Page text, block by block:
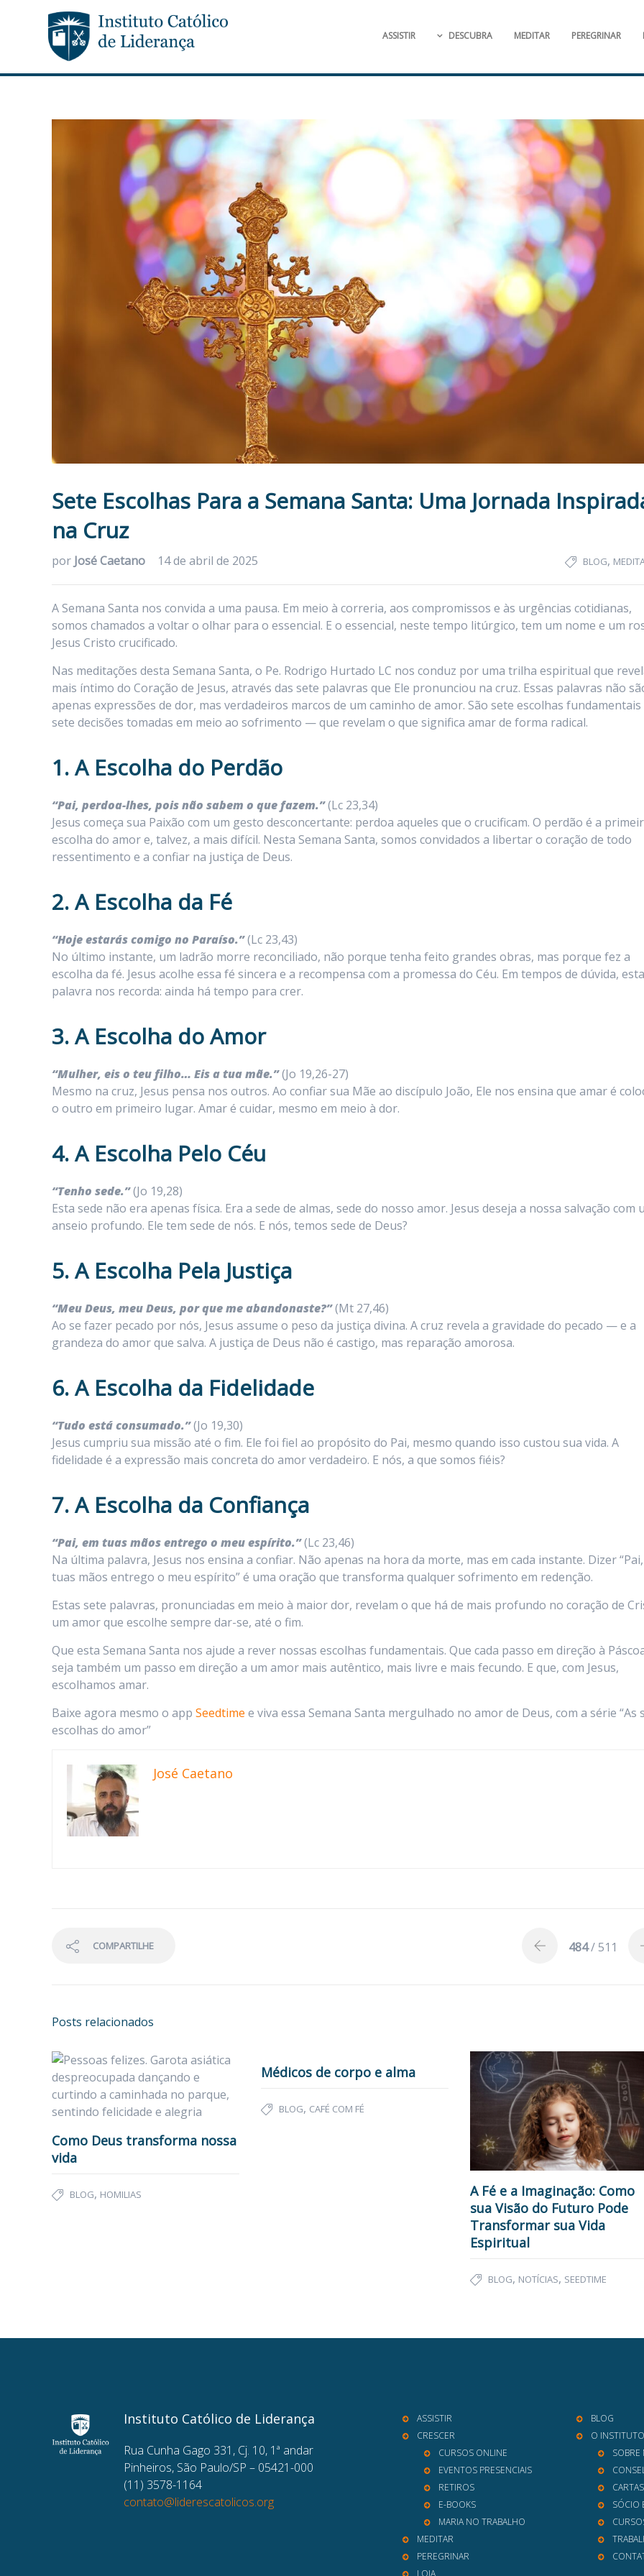
ASSISTIR DESCUBRA MEDITAR PEREGRINAR
Sete Escolhas Para a Semana Santa: Uma Jornada
na Cruz
por José Caetano 14 de abril de 2025 BLOG,
A Semana Santa nos convida a uma pausa. Em meio à correria, aos compromissos e às urgências cotidianas,
somos chamados a voltar o olhar para o essencial. E o essencial, neste tempo litúrgico, tem um nome e um
Jesus Cristo crucificado.
Nas meditações desta Semana Santa, o Pe. Rodrigo Hurtado LC nos conduz por uma trilha espiritual que
mais íntimo do Coração de Jesus, através das sete palavras que Ele pronunciou na cruz. Essas palavras não
apenas expressões de dor, mas verdadeiros marcos de um caminho de amor. São sete escolhas
sete decisões tomadas em meio ao sofrimento — que revelam o que significa amar de forma radical.
1. A Escolha do Perdão
“Pai, perdoa-lhes, pois não sabem o que fazem.”(Lc 23,34)
Jesus começa sua Paixão com um gesto desconcertante: perdoa aqueles que o crucificam. O perdão é a
escolha do amor e, talvez, a mais difícil. Nesta Semana Santa, somos convidados a libertar o coração de todo
ressentimento e a confiar na justiça de Deus.
2. A Escolha da Fé
“Hoje estarás comigo no Paraíso.”(Lc 23,43)
No último instante, um ladrão morre reconciliado, não porque tenha feito grandes obras, mas porque fez a
escolha da fé. Jesus acolhe essa fé sincera e a recompensa com a promessa do Céu. Em tempos de dúvida, esta
palavra nos recorda: ainda há tempo para crer.
3. A Escolha do Amor
“Mulher, eis o teu filho… Eis a tua mãe.”(Jo 19,26-27)
Mesmo na cruz, Jesus pensa nos outros. Ao confiar sua Mãe ao discípulo João, Ele nos ensina que amar é
o outro em primeiro lugar. Amar é cuidar, mesmo em meio à dor.
4. A Escolha Pelo Céu
“Tenho sede.”(Jo 19,28)
Esta sede não era apenas física. Era a sede de almas, sede do nosso amor. Jesus deseja a nossa salvação com
anseio profundo. Ele tem sede de nós. E nós, temos sede de Deus?
5. A Escolha Pela Justiça
“Meu Deus, meu Deus, por que me abandonaste?”(Mt 27,46)
Ao se fazer pecado por nós, Jesus assume o peso da justiça divina. A cruz revela a gravidade do pecado — e a
grandeza do amor que salva. A justiça de Deus não é castigo, mas reparação amorosa.
6. A Escolha da Fidelidade
“Tudo está consumado.”(Jo 19,30)
Jesus cumpriu sua missão até o fim. Ele foi fiel ao propósito do Pai, mesmo quando isso custou sua vida. A
fidelidade é a expressão mais concreta do amor verdadeiro. E nós, a que somos fiéis?
7. A Escolha da Confiança
“Pai, em tuas mãos entrego o meu espírito.”(Lc 23,46)
Na última palavra, Jesus nos ensina a confiar. Não apenas na hora da morte, mas em cada instante. Dizer
tuas mãos entrego o meu espírito” é uma oração que transforma qualquer sofrimento em redenção.
Estas sete palavras, pronunciadas em meio à maior dor, revelam o que há de mais profundo no coração de
um amor que escolhe sempre dar-se, até o fim.
Que esta Semana Santa nos ajude a rever nossas escolhas fundamentais. Que cada passo em direção à
seja também um passo em direção a um amor mais autêntico, mais livre e mais fecundo. E que, com Jesus,
escolhamos amar.
Baixe agora mesmo o app Seedtime e viva essa Semana Santa mergulhado no amor de Deus, com a série “As
escolhas do amor”
José Caetano
COMPARTILHE 484/ 511
Posts relacionados
Como Deus transforma nossa
vida
BLOG, HOMILIAS
Médicos de corpo e alma
BLOG, CAFÉ COM FÉ
A Fé e a Imaginação: Como
sua Visão do Futuro Pode
Transformar sua Vida
Espiritual
BLOG, NOTÍCIAS, SEEDTIME
Instituto Católico de Liderança
Rua Cunha Gago 331, Cj. 10, 1ª andar
Pinheiros, São Paulo/SP – 05421-000
(11) 3578-1164
contato@liderescatolicos.org
ASSISTIR
CRESCER
CURSOS ONLINE
EVENTOS PRESENCIAIS
RETIROS
E-BOOKS
MARIA NO TRABALHO
MEDITAR
PEREGRINAR
BLOG
O INSTITUTO
SOBRE
SÓCIO